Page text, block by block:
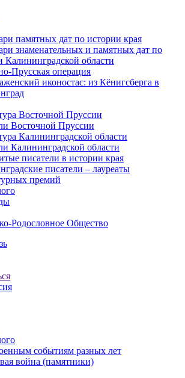
памятных дат по истории края
знаменательных и памятных дат по
Калининградской области
Прусская операция
иконостас: из Кёнигсберга в
Восточной Пруссии
Восточной Пруссии
Калининградской области
Калининградской области
писатели в истории края
писатели – лауреаты
премий
Родословное Общество
событиям разных лет
война (памятники)